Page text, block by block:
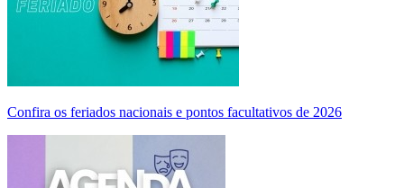
Confira os feriados nacionais e pontos facultativos de 2026